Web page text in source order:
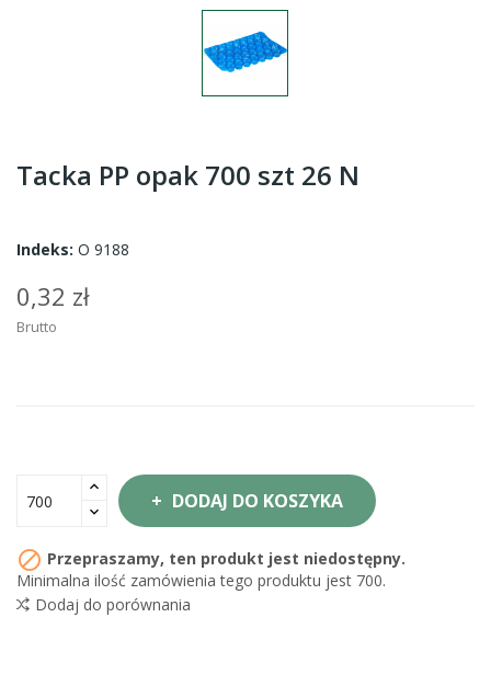
Tacka PP opak 700 szt 26 N
Indeks: O 9188
0,32 zł
Brutto
DODAJ DO KOSZYKA
 Przepraszamy, ten produkt jest niedostępny.
Minimalna ilość zamówienia tego produktu jest 700.
Dodaj do porównania